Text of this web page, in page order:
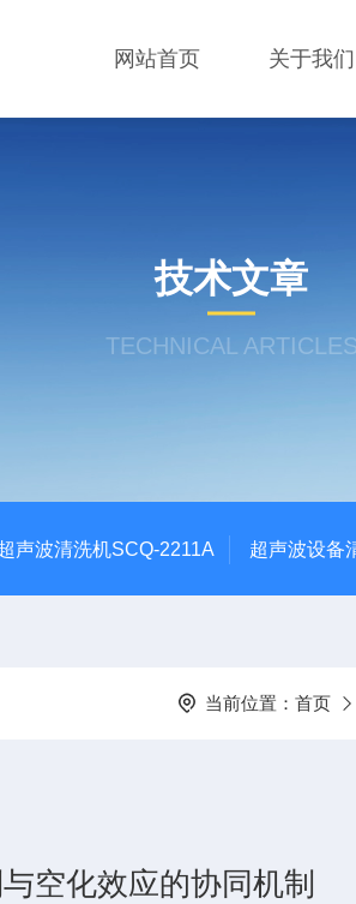
网站首页 关于我们
技术文章
TECHNICAL ARTICLES
声波清洗机SCQ-2211A 超声波设备
当前位置： 首页
空化效应的协同机制